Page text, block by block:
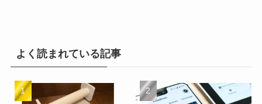
よく読まれている記事